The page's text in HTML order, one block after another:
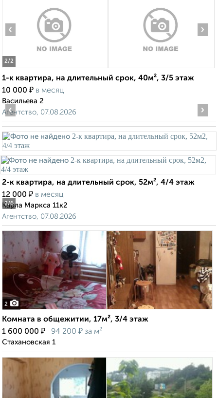
2/2
‹ ›
1-к квартира, на длительный срок, 40м², 3/5 этаж
10 000 ₽ в месяц
Васильева 2
Агентство, 07.08.2026
2/6
‹ ›
2-к квартира, на длительный срок, 52м², 4/4 этаж
12 000 ₽ в месяц
Карла Маркса 11к2
Агентство, 07.08.2026
2
Комната в общежитии, 17м², 3/4 этаж
1 600 000 ₽ 94 200 ₽ за м²
Стахановская 1